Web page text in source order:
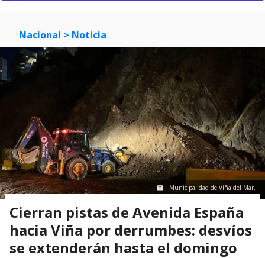
Nacional > Noticia
Municipalidad de Viña del Mar.
Cierran pistas de Avenida España
hacia Viña por derrumbes: desvíos
se extenderán hasta el domingo